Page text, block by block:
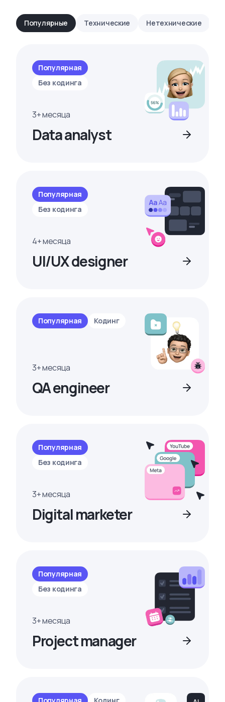
Популярные Технические Нетехнические
Популярная
Без кодинга
3+ месяца
Data analyst
Популярная
Без кодинга
4+ месяца
UI/UX designer
Популярная Кодинг
3+ месяца
QA engineer
Популярная
Без кодинга
3+ месяца
Digital marketer
Популярная
Без кодинга
3+ месяца
Project manager